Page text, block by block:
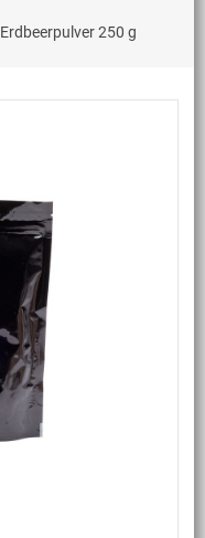
Erdbeerpulver 250 g